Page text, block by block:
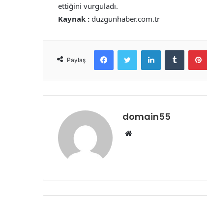
ettiğini vurguladı.
Kaynak : duzgunhaber.com.tr
Paylaş
FacebookTwitter LinkedInTumblr
domain55
Web